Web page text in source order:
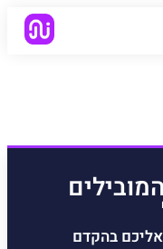
אליכם בהקדם